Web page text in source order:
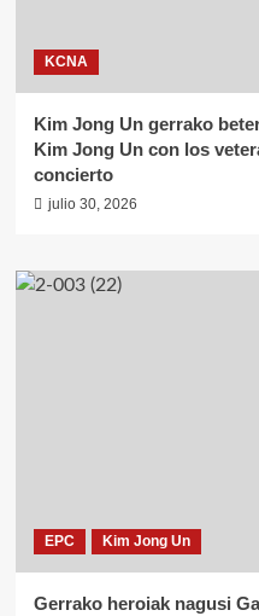
KCNA
Kim Jong Un gerrako
Kim Jong Un con los
concierto
julio 30, 2026
EPC Kim Jong Un
Gerrako heroiak nagusi